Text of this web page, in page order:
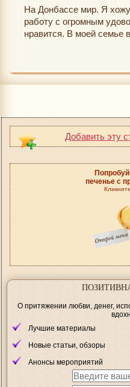
На Донбассе мир. Я
работу с огромным
нравится. В моей семье
Добавить эту
печенье с
О притяжении любви, денег,
Лучшие материалы
Новые статьи, обзоры
Анонсы мероприятий